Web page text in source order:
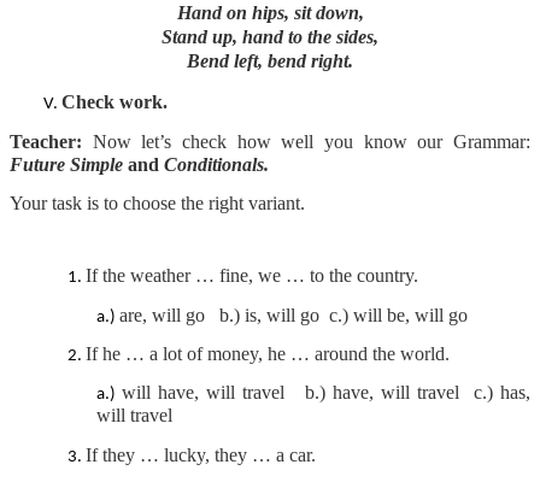
Hand on hips, sit down,
Stand up, hand to the sides,
Bend left, bend right.
Check work.
Teacher: Now let’s check how well you know our Grammar:
Future Simple and Conditionals.
Your task is to choose the right variant.
If the weather … fine, we … to the country.
are, will go b.) is, will go c.) will be, will go
If he … a lot of money, he … around the world.
will have, will travel b.) have, will travel c.) has,
will travel
If they … lucky, they … a car.